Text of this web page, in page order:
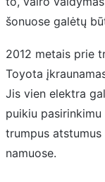
šonuose galėtų
2012 metais prie
Toyota
Jis vien elektra
puikiu
trumpus
namuose.